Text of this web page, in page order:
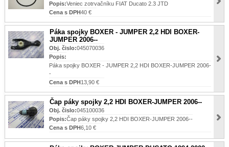
Popis:Veniec zotrvačníku FIAT Ducato 2.3 JTD
Cena s DPH40 €
Páka spojky BOXER - JUMPER 2,2 HDI BOXER-
JUMPER 2006--
Obj. čislo:045070036
Popis:
Páka spojky BOXER - JUMPER 2,2 HDI BOXER-JUMPER 2006-
-
Cena s DPH13,90 €
Čap páky spojky 2,2 HDI BOXER-JUMPER 2006--
Obj. čislo:045100036
Popis:Čap páky spojky 2,2 HDI BOXER-JUMPER 2006--
Cena s DPH6,10 €